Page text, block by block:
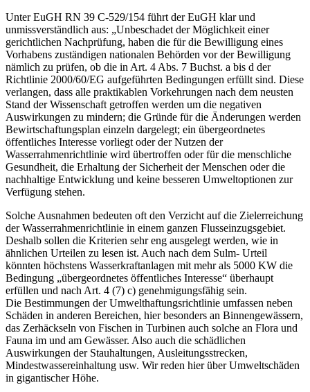
Unter EuGH RN 39 C-529/154 führt der EuGH klar und
unmissverständlich aus: „Unbeschadet der Möglichkeit einer
gerichtlichen Nachprüfung, haben die für die Bewilligung eines
Vorhabens zuständigen nationalen Behörden vor der Bewilligung
nämlich zu prüfen, ob die in Art. 4 Abs. 7 Buchst. a bis d der
Richtlinie 2000/60/EG aufgeführten Bedingungen erfüllt sind. Diese
verlangen, dass alle praktikablen Vorkehrungen nach dem neusten
Stand der Wissenschaft getroffen werden um die negativen
Auswirkungen zu mindern; die Gründe für die Änderungen werden
Bewirtschaftungsplan einzeln dargelegt; ein übergeordnetes
öffentliches Interesse vorliegt oder der Nutzen der
Wasserrahmenrichtlinie wird übertroffen oder für die menschliche
Gesundheit, die Erhaltung der Sicherheit der Menschen oder die
nachhaltige Entwicklung und keine besseren Umweltoptionen zur
Verfügung stehen.
Solche Ausnahmen bedeuten oft den Verzicht auf die Zielerreichung
der Wasserrahmenrichtlinie in einem ganzen Flusseinzugsgebiet.
Deshalb sollen die Kriterien sehr eng ausgelegt werden, wie in
ähnlichen Urteilen zu lesen ist. Auch nach dem Sulm- Urteil
könnten höchstens Wasserkraftanlagen mit mehr als 5000 KW die
Bedingung „übergeordnetes öffentliches Interesse“ überhaupt
erfüllen und nach Art. 4 (7) c) genehmigungsfähig sein.
Die Bestimmungen der Umwelthaftungsrichtlinie umfassen neben
Schäden in anderen Bereichen, hier besonders an Binnengewässern,
das Zerhäckseln von Fischen in Turbinen auch solche an Flora und
Fauna im und am Gewässer. Also auch die schädlichen
Auswirkungen der Stauhaltungen, Ausleitungsstrecken,
Mindestwassereinhaltung usw. Wir reden hier über Umweltschäden
in gigantischer Höhe.